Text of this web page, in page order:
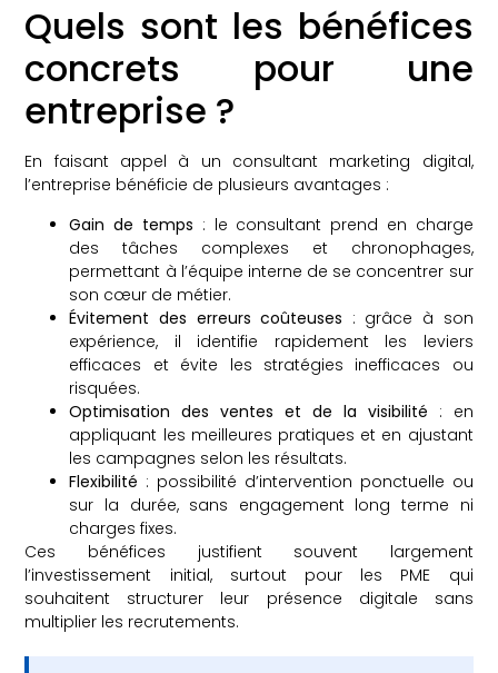
Quels sont les bénéfices
concrets pour une
entreprise ?
En faisant appel à un consultant marketing digital,
l’entreprise bénéficie de plusieurs avantages :
Gain de temps : le consultant prend en charge
des tâches complexes et chronophages,
permettant à l’équipe interne de se concentrer sur
son cœur de métier.
Évitement des erreurs coûteuses : grâce à son
expérience, il identifie rapidement les leviers
efficaces et évite les stratégies inefficaces ou
risquées.
Optimisation des ventes et de la visibilité : en
appliquant les meilleures pratiques et en ajustant
les campagnes selon les résultats.
Flexibilité : possibilité d’intervention ponctuelle ou
sur la durée, sans engagement long terme ni
charges fixes.
Ces bénéfices justifient souvent largement
l’investissement initial, surtout pour les PME qui
souhaitent structurer leur présence digitale sans
multiplier les recrutements.